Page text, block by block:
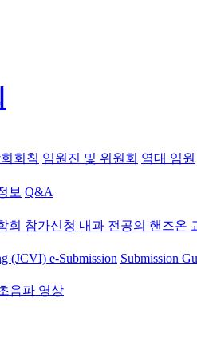
회칙 임원진 및 위원회 역대 임원
보 Q&A
회 참가신청 내과 전공의 핸즈온
(JCVI) e-Submission Submission
음파 영상